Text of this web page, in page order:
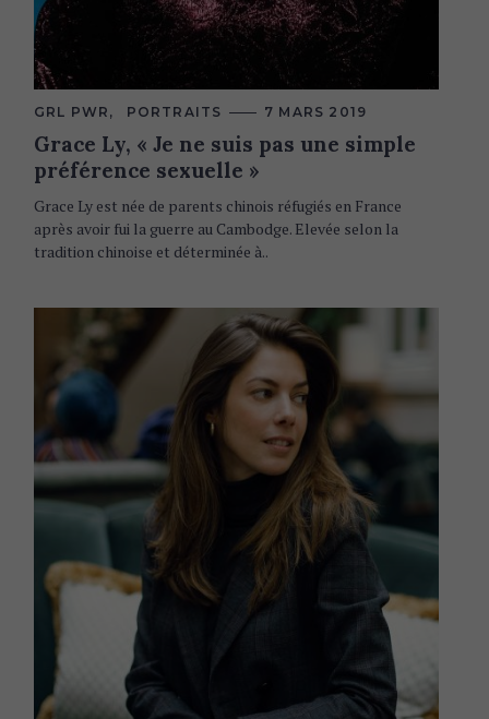
C
T
G
O
R
E
S
GRL PWR PORTRAITS 7 MARS 2019
Grace Ly, « Je ne suis pas une simple
préférence sexuelle »
Grace Ly est née de parents chinois réfugiés en France
après avoir fui la guerre au Cambodge. Elevée selon la
tradition chinoise et déterminée à..